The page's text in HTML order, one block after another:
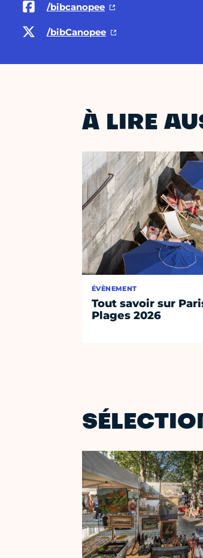
/bibcanopee
/bibCanopee
À LIRE
ÉVÈNEMENT
Tout savoir sur
Plages 2026